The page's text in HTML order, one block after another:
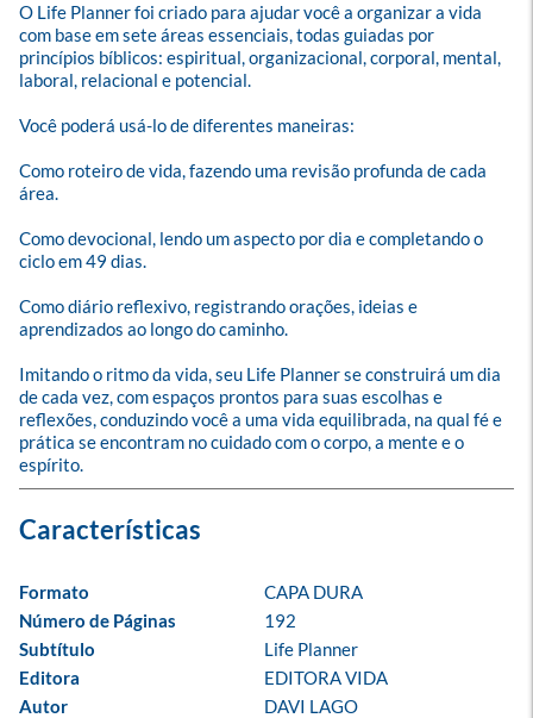
O Life Planner foi criado para ajudar você a organizar a vida
com base em sete áreas essenciais, todas guiadas por
princípios bíblicos: espiritual, organizacional, corporal, mental,
laboral, relacional e potencial.
Você poderá usá-lo de diferentes maneiras:
Como roteiro de vida, fazendo uma revisão profunda de cada
área.
Como devocional, lendo um aspecto por dia e completando o
ciclo em 49 dias.
Como diário reflexivo, registrando orações, ideias e
aprendizados ao longo do caminho.
Imitando o ritmo da vida, seu Life Planner se construirá um dia
de cada vez, com espaços prontos para suas escolhas e
reflexões, conduzindo você a uma vida equilibrada, na qual fé e
prática se encontram no cuidado com o corpo, a mente e o
espírito.
Formato
CAPA DURA
Número de Páginas
192
Subtítulo
Life Planner
Editora
EDITORA VIDA
Autor
DAVI LAGO